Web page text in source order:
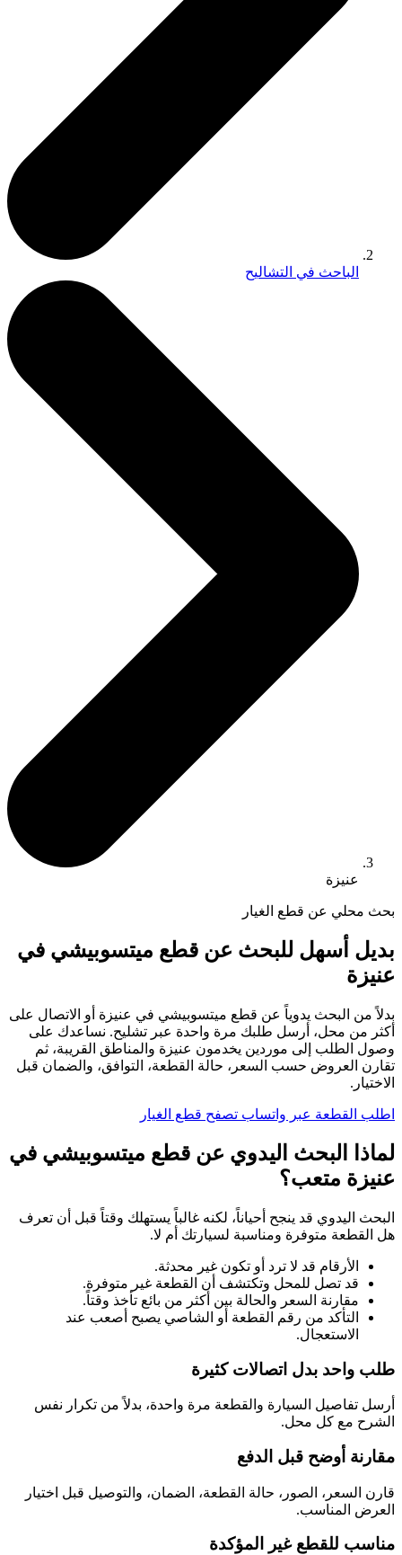
الباحث في التشاليح
عنيزة
بحث محلي عن قطع الغيار
بديل أسهل للبحث عن قطع ميتسوبيشي في
عنيزة
بدلاً من البحث يدوياً عن قطع ميتسوبيشي في عنيزة أو الاتصال على
أكثر من محل، أرسل طلبك مرة واحدة عبر تشليح. نساعدك على
وصول الطلب إلى موردين يخدمون عنيزة والمناطق القريبة، ثم
تقارن العروض حسب السعر، حالة القطعة، التوافق، والضمان قبل
الاختيار.
اطلب القطعة عبر واتساب تصفح قطع الغيار
لماذا البحث اليدوي عن قطع ميتسوبيشي في
عنيزة متعب؟
البحث اليدوي قد ينجح أحياناً، لكنه غالباً يستهلك وقتاً قبل أن تعرف
هل القطعة متوفرة ومناسبة لسيارتك أم لا.
الأرقام قد لا ترد أو تكون غير محدثة.
قد تصل للمحل وتكتشف أن القطعة غير متوفرة.
مقارنة السعر والحالة بين أكثر من بائع تأخذ وقتاً.
التأكد من رقم القطعة أو الشاصي يصبح أصعب عند
الاستعجال.
طلب واحد بدل اتصالات كثيرة
أرسل تفاصيل السيارة والقطعة مرة واحدة، بدلاً من تكرار نفس
الشرح مع كل محل.
مقارنة أوضح قبل الدفع
قارن السعر، الصور، حالة القطعة، الضمان، والتوصيل قبل اختيار
العرض المناسب.
مناسب للقطع غير المؤكدة